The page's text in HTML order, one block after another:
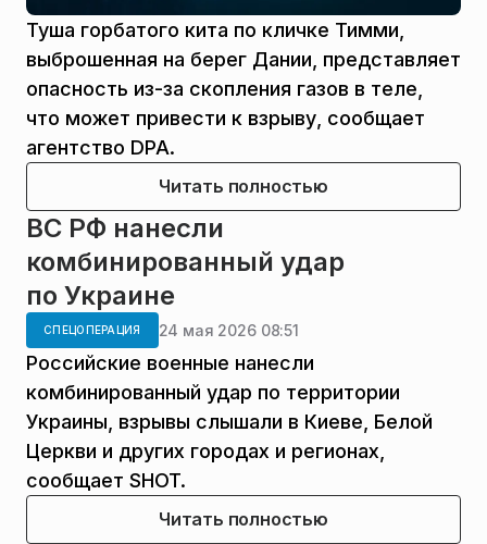
Туша горбатого кита по кличке Тимми,
выброшенная на берег Дании, представляет
опасность из-за скопления газов в теле,
что может привести к взрыву, сообщает
агентство DPA.
Читать полностью
ВС РФ нанесли
комбинированный удар
по Украине
СПЕЦОПЕРАЦИЯ 24 мая 2026 08:51
Российские военные нанесли
комбинированный удар по территории
Украины, взрывы слышали в Киеве, Белой
Церкви и других городах и регионах,
сообщает SHOT.
Читать полностью